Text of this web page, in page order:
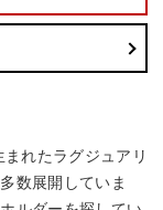
れたラグジュアリ
数展開していま